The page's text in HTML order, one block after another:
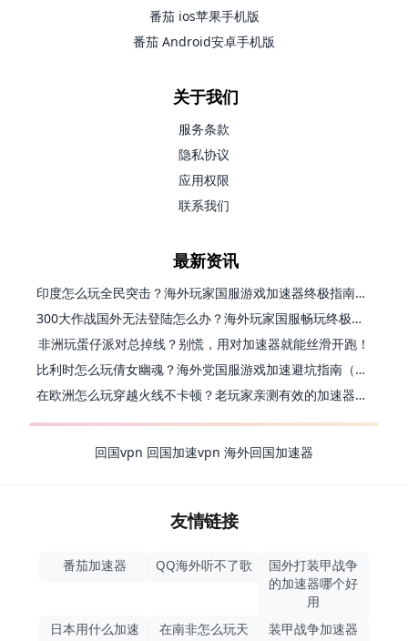
番茄 ios苹果手机版
番茄 Android安卓手机版
关于我们
服务条款
隐私协议
应用权限
联系我们
最新资讯
印度怎么玩全民突击？海外玩家国服游戏加速器终极指南（附原神延迟优化+精灵之境加速器选择）
300大作战国外无法登陆怎么办？海外玩家国服畅玩终极指南（附实测推荐）
非洲玩蛋仔派对总掉线？别慌，用对加速器就能丝滑开跑！
比利时怎么玩倩女幽魂？海外党国服游戏加速避坑指南（附实测推荐）
在欧洲怎么玩穿越火线不卡顿？老玩家亲测有效的加速器选择指南
回国vpn 回国加速vpn 海外回国加速器
友情链接
番茄加速器 QQ海外听不了歌
国外打装甲战争
的加速器哪个好
用
日本用什么加速
在南非怎么玩天
装甲战争加速器